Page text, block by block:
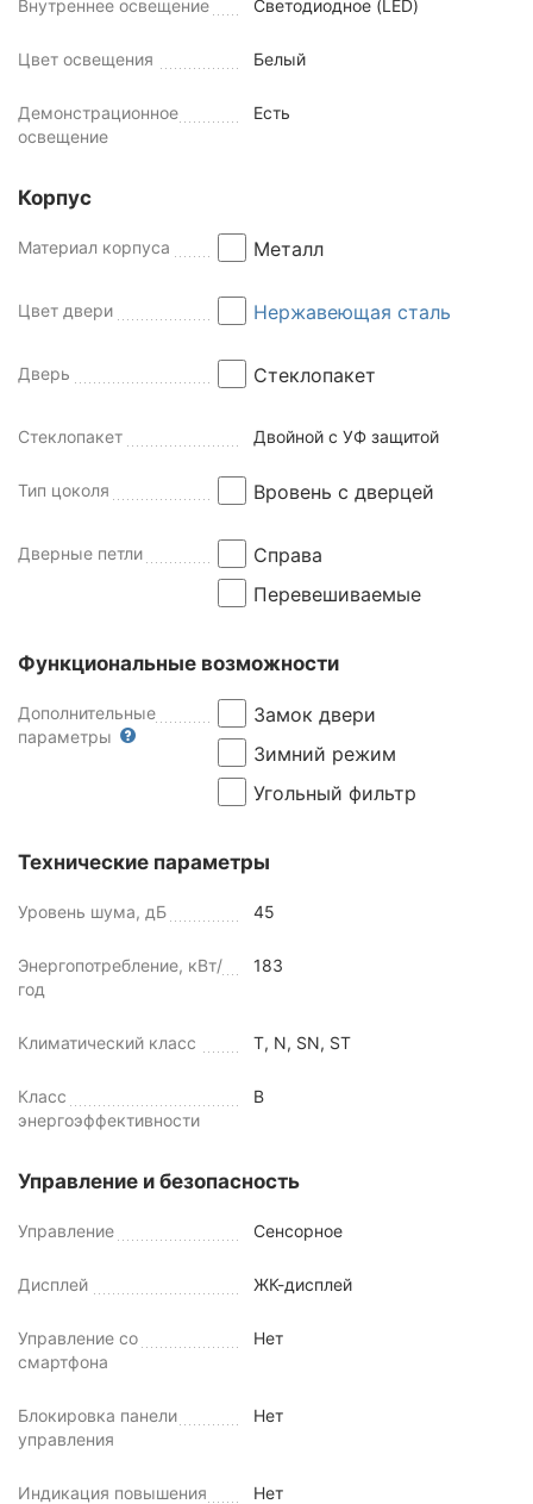
Внутреннее освещение Светодиодное (LED)
Цвет освещения Белый
Демонстрационное
освещение
Есть
Корпус
Материал корпуса Металл
Цвет двери Нержавеющая сталь
Дверь Стеклопакет
Стеклопакет Двойной с УФ защитой
Тип цоколя Вровень с дверцей
Дверные петли
Справа
Перевешиваемые
Функциональные возможности
Дополнительные
параметры
Замок двери
Зимний режим
Угольный фильтр
Технические параметры
Уровень шума, дБ 45
Энергопотребление, кВт/
год
183
Климатический класс T, N, SN, ST
Класс
энергоэффективности
B
Управление и безопасность
Управление Сенсорное
Дисплей ЖК-дисплей
Управление со
смартфона
Нет
Блокировка панели
управления
Нет
Индикация повышения
Нет